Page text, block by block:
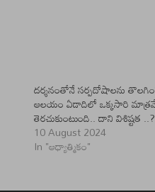
దర్శనంతోనే సర్పదోషాలను
ఆలయం ఏడాదిలో ఒక్కసారి
తెరచుకుంటుంది.. దాని విశిష్టత ..?
10 August 2024
In "ఆధ్యాత్మికం"